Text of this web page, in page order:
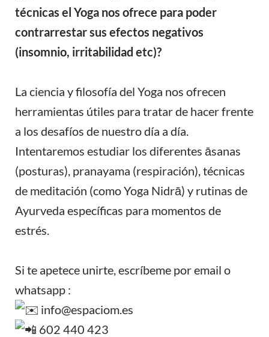
técnicas el Yoga nos ofrece para poder
contrarrestar sus efectos negativos
(insomnio, irritabilidad etc)?
La ciencia y filosofía del Yoga nos ofrecen
herramientas útiles para tratar de hacer frente
a los desafíos de nuestro día a día.
Intentaremos estudiar los diferentes āsanas
(posturas), pranayama (respiración), técnicas
de meditación (como Yoga Nidrā) y rutinas de
Ayurveda específicas para momentos de
estrés.
Si te apetece unirte, escríbeme por email o
whatsapp :
info@espaciom.es
602 440 423